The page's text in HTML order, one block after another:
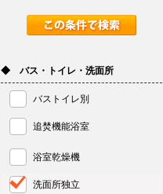
◆ バス・トイレ・洗面所
バストイレ別
追焚機能浴室
浴室乾燥機
洗面所独立